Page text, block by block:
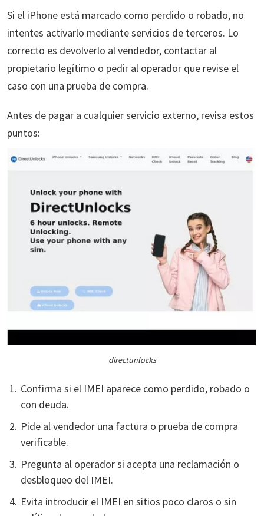
Si el iPhone está marcado como perdido o robado, no
intentes activarlo mediante servicios de terceros. Lo
correcto es devolverlo al vendedor, contactar al
propietario legítimo o pedir al operador que revise el
caso con una prueba de compra.
Antes de pagar a cualquier servicio externo, revisa estos
puntos:
directunlocks
Confirma si el IMEI aparece como perdido, robado o
con deuda.
Pide al vendedor una factura o prueba de compra
verificable.
Pregunta al operador si acepta una reclamación o
desbloqueo del IMEI.
Evita introducir el IMEI en sitios poco claros o sin